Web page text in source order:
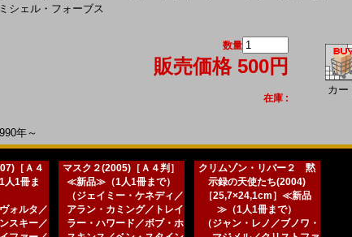
ミシェル・フォーブス
数量
販売価格 500円
在庫 :
カー
年～
［Ａ４
1冊ま
ォルタ／
スキー／
マスク２(2005)［Ａ４判］
≪新品≫（1人1冊まで）
（ジェイミー・ケネディ／
アラン・カミング／トレイ
ラー・ハワード／ボブ・ホ
クリムゾン・リバー２ 黙
示録の天使たち(2004)
［25,7×24,1cm］≪新品
≫（1人1冊まで）
（ジャン・レノ／ブノワ・